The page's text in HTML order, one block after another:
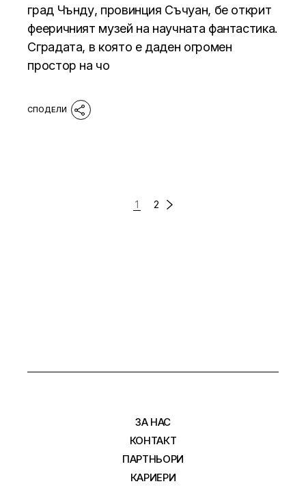
град Чънду, провинция Съчуан, бе открит
фееричният музей на научната фантастика.
Сградата, в която е даден огромен
простор на чо
РАЗДЕЛЯНЕ
1 2
ЗА НАС
КОНТАКТ
ПАРТНЬОРИ
КАРИЕРИ